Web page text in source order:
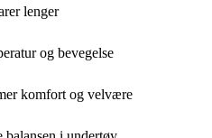
lenger
og bevegelse
komfort og velvære